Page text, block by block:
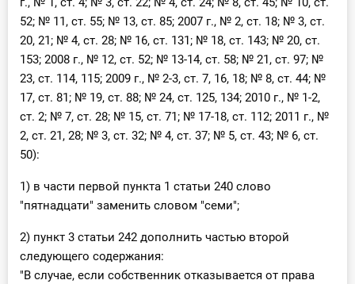
Тестирование для
бухгалтера
52; № 11, ст. 55; № 13, ст. 85; 2007 г., № 2, ст. 18; № 3, ст.
20, 21; № 4, ст. 28; № 16, ст. 131; № 18, ст. 143; № 20, ст.
153; 2008 г., № 12, ст. 52; № 13-14, ст. 58; № 21, ст. 97; №
23, ст. 114, 115; 2009 г., № 2-3, ст. 7, 16, 18; № 8, ст. 44; №
17, ст. 81; № 19, ст. 88; № 24, ст. 125, 134; 2010 г., № 1-2,
ст. 2; № 7, ст. 28; № 15, ст. 71; № 17-18, ст. 112; 2011 г., №
2, ст. 21, 28; № 3, ст. 32; № 4, ст. 37; № 5, ст. 43; № 6, ст.
50):
1) в части первой пункта 1 статьи 240 слово
"пятнадцати" заменить словом "семи";
2) пункт 3 статьи 242 дополнить частью второй
следующего содержания:
"В случае, если собственник отказывается от права